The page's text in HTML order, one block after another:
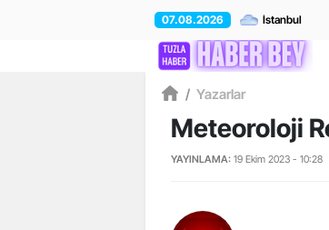
07.08.2026
/ Yazarlar
Meteoroloji
YAYINLAMA: 19 Ekim 2023 - 10:28